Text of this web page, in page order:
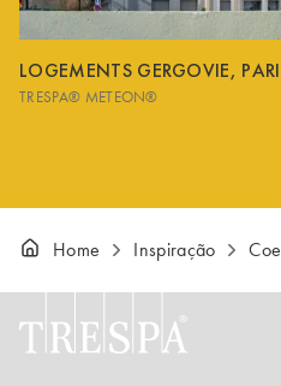
LOGEMENTS GERGOVIE,
TRESPA® METEON®
Home Inspiração